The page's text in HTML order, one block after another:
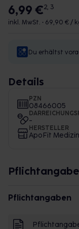
6,99 €2, 3
inkl. MwSt. • 69,90 € /
Du erhältst
Details
PZN
08466005
-
HERSTELLER
ApoFit
Pflichtangaben